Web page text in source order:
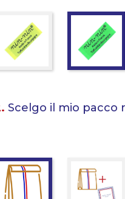
Scelgo il mio pacco